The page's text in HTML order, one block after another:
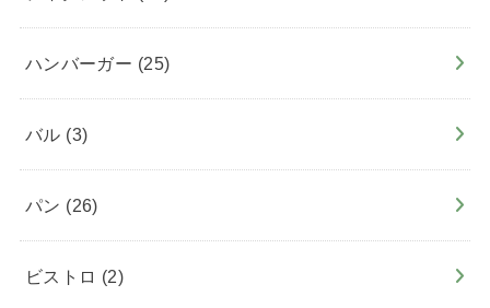
ハンバーガー (25)
バル (3)
パン (26)
ビストロ (2)